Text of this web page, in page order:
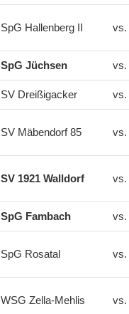
SpG Hallenberg II vs.
SpG Jüchsen vs.
SV Dreißigacker vs.
SV Mäbendorf 85 vs.
SV 1921 Walldorf vs.
SpG Fambach vs.
SpG Rosatal vs.
WSG Zella-Mehlis vs.